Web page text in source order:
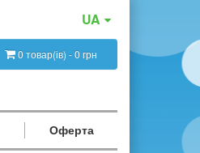
UA
0 товар(ів) - 0 грн
Оферта